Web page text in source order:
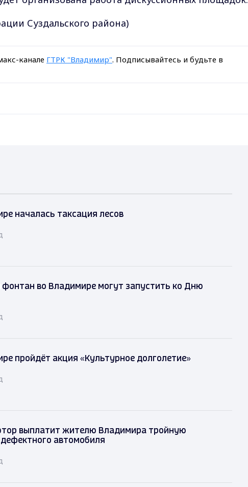
Суздальского района)
канале ГТРК "Владимир". Подписывайтесь и будьте в
началась таксация лесов
во Владимире могут запустить ко Дню
пройдёт акция «Культурное долголетие»
выплатит жителю Владимира тройную
автомобиля